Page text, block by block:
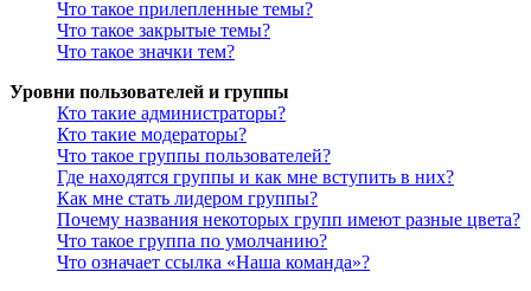
Что такое прилепленные темы?
Что такое закрытые темы?
Что такое значки тем?
Уровни пользователей и группы
Кто такие администраторы?
Кто такие модераторы?
Что такое группы пользователей?
Где находятся группы и как мне вступить в них?
Как мне стать лидером группы?
Почему названия некоторых групп имеют разные цвета?
Что такое группа по умолчанию?
Что означает ссылка «Наша команда»?